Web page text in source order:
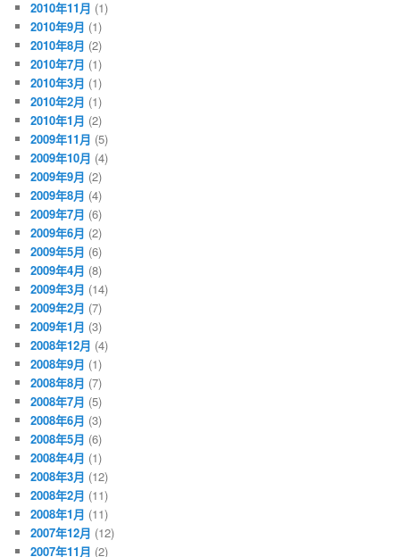
2010年11月 (1)
2010年9月 (1)
2010年8月 (2)
2010年7月 (1)
2010年3月 (1)
2010年2月 (1)
2010年1月 (2)
2009年11月 (5)
2009年10月 (4)
2009年9月 (2)
2009年8月 (4)
2009年7月 (6)
2009年6月 (2)
2009年5月 (6)
2009年4月 (8)
2009年3月 (14)
2009年2月 (7)
2009年1月 (3)
2008年12月 (4)
2008年9月 (1)
2008年8月 (7)
2008年7月 (5)
2008年6月 (3)
2008年5月 (6)
2008年4月 (1)
2008年3月 (12)
2008年2月 (11)
2008年1月 (11)
2007年12月 (12)
2007年11月 (2)